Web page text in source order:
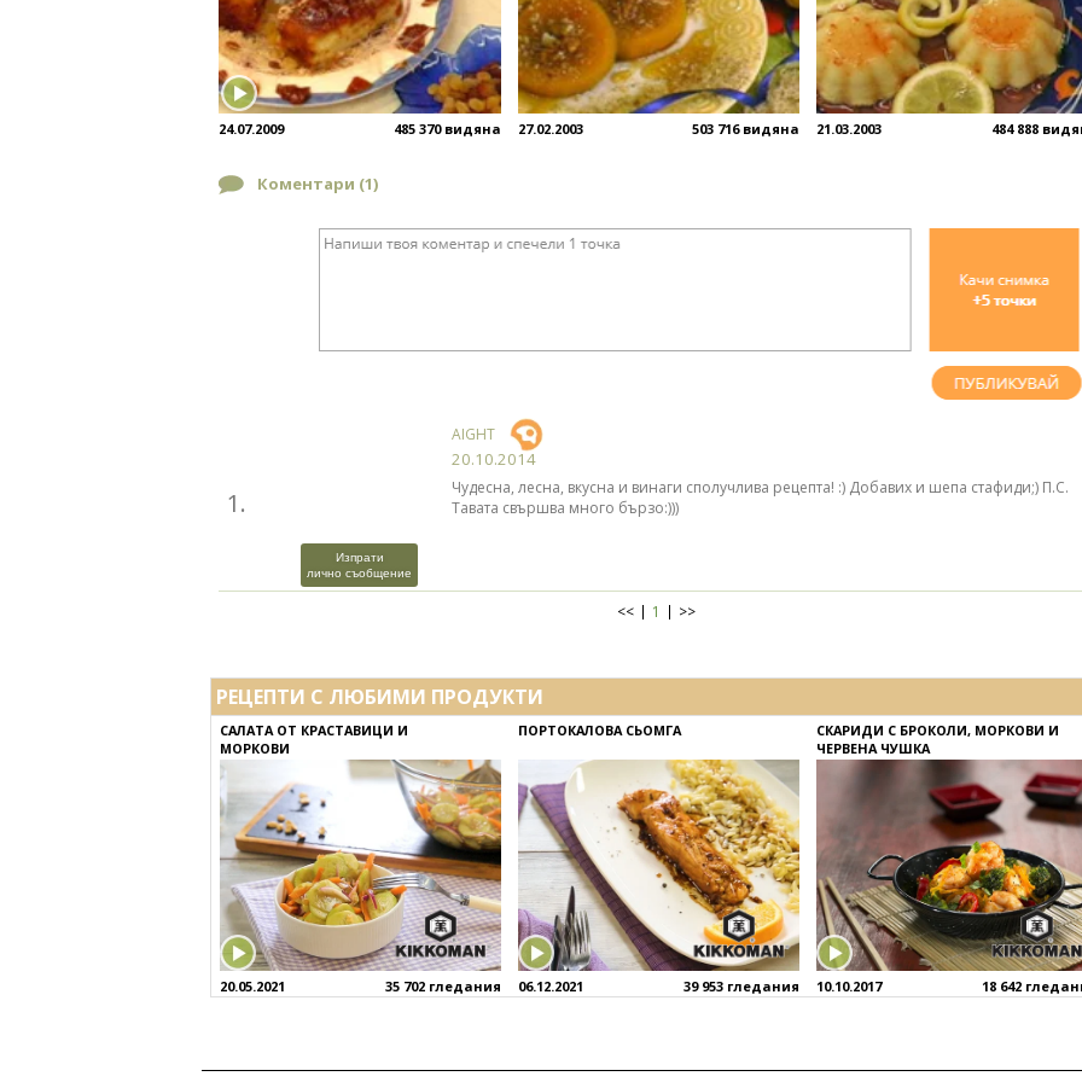
24.07.2009 485 370 видяна 27.02.2003 503 716 видяна 21.03.2003 484 888
Коментари (1)
1.
Изпрати
лично съобщение
AIGHT
20.10.2014
Чудесна, лесна, вкусна и винаги сполучлива рецепта! :) Добавих и шепа стафиди;) П.С.
Тавата свършва много бързо:)))
<< 1 >>
РЕЦЕПТИ С ЛЮБИМИ ПРОДУКТИ
САЛАТА ОТ КРАСТАВИЦИ И
МОРКОВИ
20.05.2021 35 702 гледания
ПОРТОКАЛОВА СЬОМГА
06.12.2021 39 953 гледания
СКАРИДИ С БРОКОЛИ, МОРКОВИ И
ЧЕРВЕНА ЧУШКА
10.10.2017 18 642